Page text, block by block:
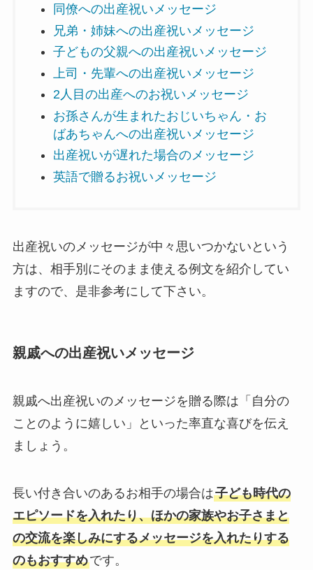
同僚への出産祝いメッセージ
兄弟・姉妹への出産祝いメッセージ
子どもの父親への出産祝いメッセージ
上司・先輩への出産祝いメッセージ
2人目の出産へのお祝いメッセージ
お孫さんが生まれたおじいちゃん・お
ばあちゃんへの出産祝いメッセージ
出産祝いが遅れた場合のメッセージ
英語で贈るお祝いメッセージ
出産祝いのメッセージが中々思いつかないという
方は、相手別にそのまま使える例文を紹介してい
ますので、是非参考にして下さい。
親戚への出産祝いメッセージ
親戚へ出産祝いのメッセージを贈る際は「自分の
ことのように嬉しい」といった率直な喜びを伝え
ましょう。
長い付き合いのあるお相手の場合は子ども時代の
エピソードを入れたり、ほかの家族やお子さまと
の交流を楽しみにするメッセージを入れたりする
のもおすすめです。